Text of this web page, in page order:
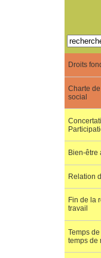
Droits
Charte de
social
Bien-être
Relation
Fin de la
travail
Temps
temps de